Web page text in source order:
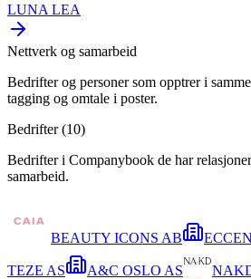
LUNA LEA
Nettverk og samarbeid
Bedrifter og personer som opptrer i
tagging og omtale i poster.
Bedrifter (10)
Bedrifter i Companybook de har
samarbeid.
BEAUTY ICONS AB
TEZE AS A&C OSLO AS